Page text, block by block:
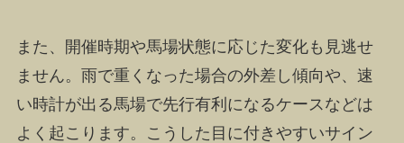
また、開催時期や馬場状態に応じた変化も見逃せ
ません。雨で重くなった場合の外差し傾向や、速
い時計が出る馬場で先行有利になるケースなどは
よく起こります。こうした目に付きやすいサイン